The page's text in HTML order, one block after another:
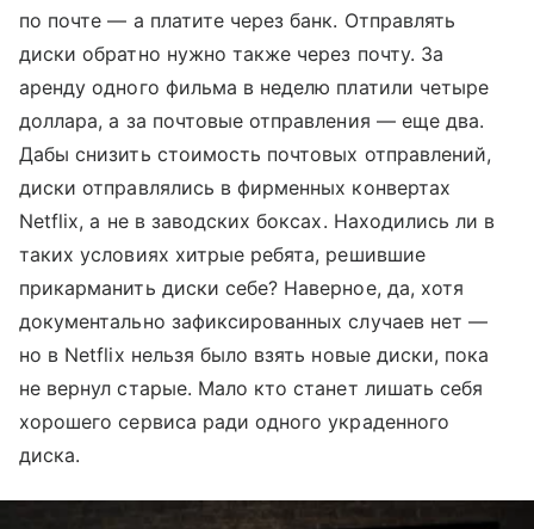
по почте — а платите через банк. Отправлять
диски обратно нужно также через почту. За
аренду одного фильма в неделю платили четыре
доллара, а за почтовые отправления — еще два.
Дабы снизить стоимость почтовых отправлений,
диски отправлялись в фирменных конвертах
Netflix, а не в заводских боксах. Находились ли в
таких условиях хитрые ребята, решившие
прикарманить диски себе? Наверное, да, хотя
документально зафиксированных случаев нет —
но в Netflix нельзя было взять новые диски, пока
не вернул старые. Мало кто станет лишать себя
хорошего сервиса ради одного украденного
диска.